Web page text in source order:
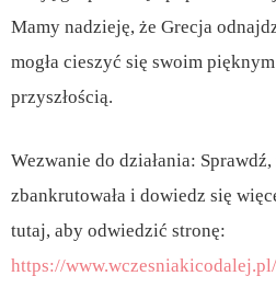
Mamy nadzieję, że Grecja
mogła cieszyć się swoim
przyszłością.
Wezwanie do działania:
zbankrutowała i dowiedz się
tutaj, aby odwiedzić stronę:
https://www.wczesniakicodalej.pl/